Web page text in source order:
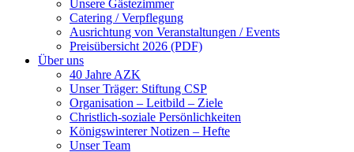
Unsere Gästezimmer
Catering / Verpflegung
Ausrichtung von Veranstaltungen / Events
Preisübersicht 2026 (PDF)
Über uns
40 Jahre AZK
Unser Träger: Stiftung CSP
Organisation – Leitbild – Ziele
Christlich-soziale Persönlichkeiten
Königswinterer Notizen – Hefte
Unser Team